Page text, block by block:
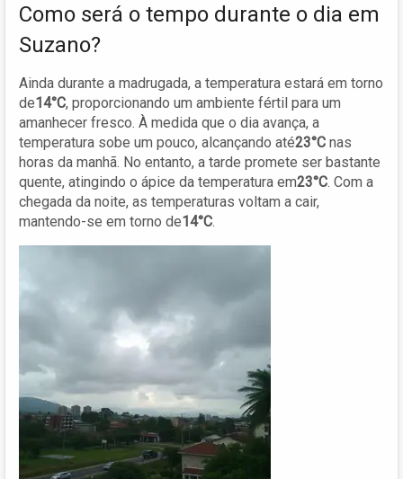
Como será o tempo durante o dia em
Suzano?
Ainda durante a madrugada, a temperatura estará em torno
de14°C, proporcionando um ambiente fértil para um
amanhecer fresco. À medida que o dia avança, a
temperatura sobe um pouco, alcançando até23°C nas
horas da manhã. No entanto, a tarde promete ser bastante
quente, atingindo o ápice da temperatura em23°C. Com a
chegada da noite, as temperaturas voltam a cair,
mantendo-se em torno de14°C.